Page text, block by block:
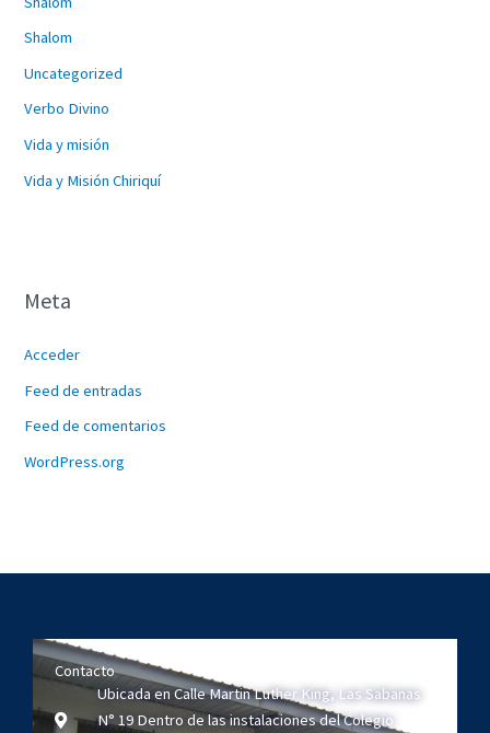
Shalom
Uncategorized
Verbo Divino
Vida y misión
Vida y Misión Chiriquí
Meta
Acceder
Feed de entradas
Feed de comentarios
WordPress.org
Contacto
Ubicada en Calle Martin Luther King, Las Sabanas
N° 19 Dentro de las instalaciones del Colegio